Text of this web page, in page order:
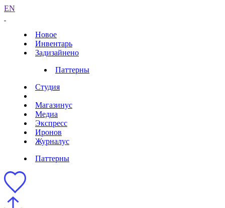
EN
Новое
Инвентарь
Задизайнено
Паттерны
Студия
Магазинус
Медиа
Экспресс
Иронов
Журналус
Паттерны